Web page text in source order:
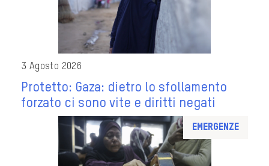
3 Agosto 2026
Protetto: Gaza: dietro lo sfollamento
forzato ci sono vite e diritti negati
Emergenze